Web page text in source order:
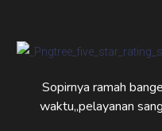
Sopirnya ramah
waktu,,pelayanan